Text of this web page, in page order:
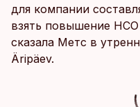
для компании
взять повышение НСО
сказала Метс в
Äripäev.